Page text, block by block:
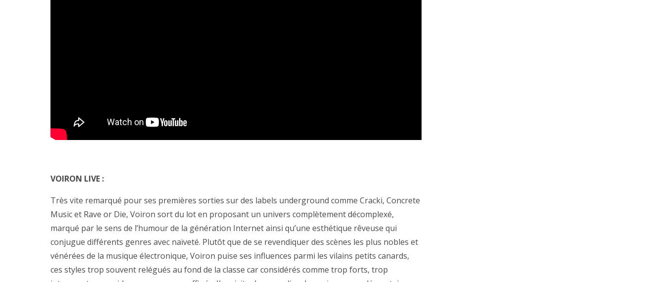
VOIRON LIVE :
Très vite remarqué pour ses premières sorties sur des labels underground comme Cracki, Concrete
Music et Rave or Die, Voiron sort du lot en proposant un univers complètement décomplexé,
marqué par le sens de l’humour de la génération Internet ainsi qu’une esthétique rêveuse qui
conjugue différents genres avec naïveté. Plutôt que de se revendiquer des scènes les plus nobles et
vénérées de la musique électronique, Voiron puise ses influences parmi les vilains petits canards,
ces styles trop souvent relégués au fond de la classe car considérés comme trop forts, trop